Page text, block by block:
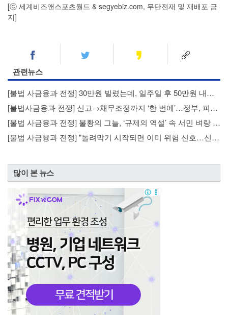
[ⓒ 세계비즈앤스포츠월드 & segyebiz.com, 무단전재 및 재배포 금
지]
관련뉴스
[불법 사금융과 전쟁] 30만원 빌렸는데, 일주일 후 50만원 내놔…연 3476% 이자폭탄
[불법사금융과 전쟁] 신고→채무조정까지 ‘한 번에’…정부, 피해자 보호 총력
[불법 사금융과 전쟁] 불황의 그늘, ‘규제의 역설’ 속 서민 벼랑 끝으로
[불법 사금융과 전쟁] "돌려막기 시작되면 이미 위험 신호…신고 당일 차단 시스템 필요"
많이 본 뉴스